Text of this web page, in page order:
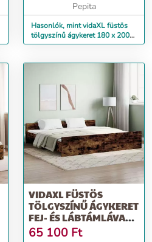
Pepita
Hasonlók, mint vidaXL füstös
tölgyszínű ágykeret 180 x 200
cm
VIDAXL FÜSTÖS
TÖLGYSZÍNŰ ÁGYKERET
FEJ- ÉS LÁBTÁMLÁVAL
200 X 200 CM
65 100 Ft